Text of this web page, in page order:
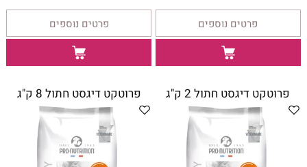
פרטים נוספים פרטים נוספים
פרוטקט דיגסט חתול 2 ק"ג פרוטקט דיגסט חתול 8 ק"ג